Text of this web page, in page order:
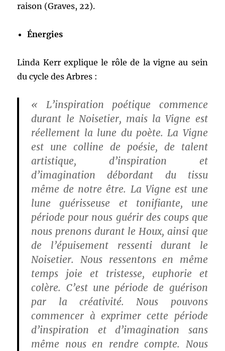
raison (Graves, 22).
Énergies
Linda Kerr explique le rôle de la vigne au sein
du cycle des Arbres :
« L’inspiration poétique commence
durant le Noisetier, mais la Vigne est
réellement la lune du poète. La Vigne
est une colline de poésie, de talent
artistique, d’inspiration et
d’imagination débordant du tissu
même de notre être. La Vigne est une
lune guérisseuse et tonifiante, une
période pour nous guérir des coups que
nous prenons durant le Houx, ainsi que
de l’épuisement ressenti durant le
Noisetier. Nous ressentons en même
temps joie et tristesse, euphorie et
colère. C’est une période de guérison
par la créativité. Nous pouvons
commencer à exprimer cette période
d’inspiration et d’imagination sans
même nous en rendre compte. Nous